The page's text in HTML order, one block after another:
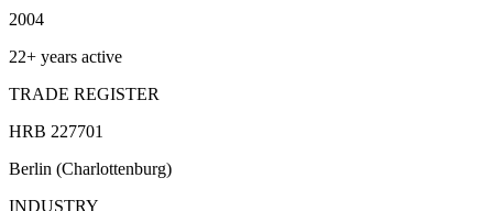
2004
22+ years active
TRADE REGISTER
HRB 227701
Berlin (Charlottenburg)
INDUSTRY